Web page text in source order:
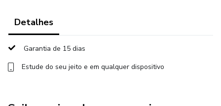
✅ Um valioso e-book/livro digital em PDF como Apostila
do curso
✅ Assinatura de 365 dias de acesso total ao conteúdo na
Detalhes
Garantia de 15 dias
Estude do seu jeito e em qualquer dispositivo